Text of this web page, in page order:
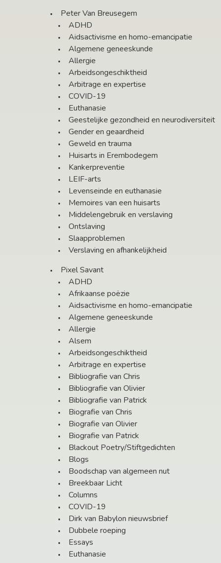
Peter Van Breusegem
ADHD
Aidsactivisme en homo-emancipatie
Algemene geneeskunde
Allergie
Arbeidsongeschiktheid
Arbitrage en expertise
COVID-19
Euthanasie
Geestelijke gezondheid en neurodiversiteit
Gender en geaardheid
Geweld en trauma
Huisarts in Erembodegem
Kankerpreventie
LEIF-arts
Levenseinde en euthanasie
Memoires van een huisarts
Middelengebruik en verslaving
Ontslaving
Slaapproblemen
Verslaving en afhankelijkheid
Pixel Savant
ADHD
Afrikaanse poëzie
Aidsactivisme en homo-emancipatie
Algemene geneeskunde
Allergie
Alsem
Arbeidsongeschiktheid
Arbitrage en expertise
Bibliografie van Chris
Bibliografie van Olivier
Bibliografie van Patrick
Biografie van Chris
Biografie van Olivier
Biografie van Patrick
Blackout Poetry/Stiftgedichten
Blogs
Boodschap van algemeen nut
Breekbaar Licht
Columns
COVID-19
Dirk van Babylon nieuwsbrief
Dubbele roeping
Essays
Euthanasie